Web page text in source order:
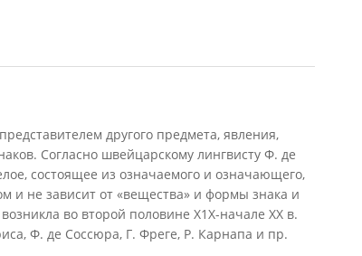
другого предмета, явления,
Согласно швейцарскому лингвисту Ф. де
состоящее из означаемого и означающего,
и не зависит от «вещества» и формы знака и
во второй половине Х1Х-начале XX в.
Ф. де Соссюра, Г. Фреге, Р. Карнапа и пр.